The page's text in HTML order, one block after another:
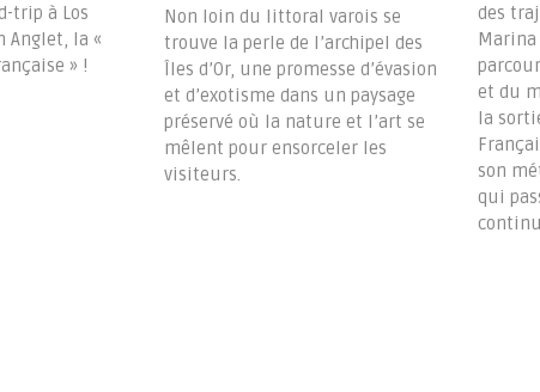
trip à Los
Anglet, la «
» !
Non loin du littoral varois se
trouve la perle de l’archipel des
Îles d’Or, une promesse d’évasion
et d’exotisme dans un paysage
préservé où la nature et l’art se
mêlent pour ensorceler les
visiteurs.
des
et du
la
son
qui